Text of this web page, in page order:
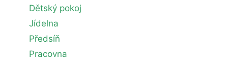
Dětský pokoj
Jídelna
Předsíň
Pracovna